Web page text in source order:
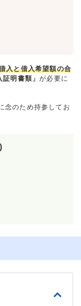
入と借入希望額の合
証明書類」が必要に
念のため持参してお